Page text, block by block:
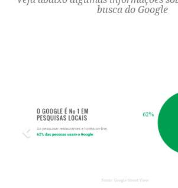
busca do Google